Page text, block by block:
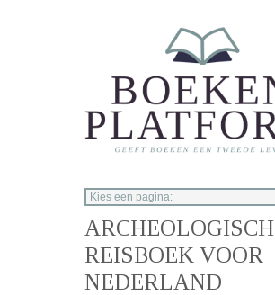
ARCHEOLOGISCH
REISBOEK VOOR
NEDERLAND